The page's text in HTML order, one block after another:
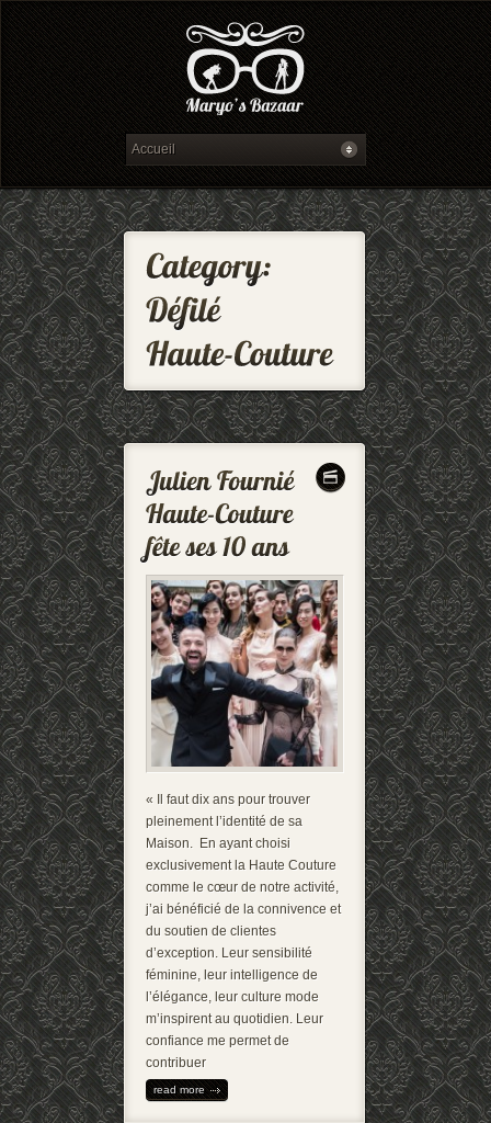
« Il faut dix ans pour trouver
pleinement l’identité de sa
Maison. En ayant choisi
exclusivement la Haute Couture
comme le cœur de notre activité,
j’ai bénéficié de la connivence et
du soutien de clientes
d’exception. Leur sensibilité
féminine, leur intelligence de
l’élégance, leur culture mode
m’inspirent au quotidien. Leur
confiance me permet de
contribuer
read more